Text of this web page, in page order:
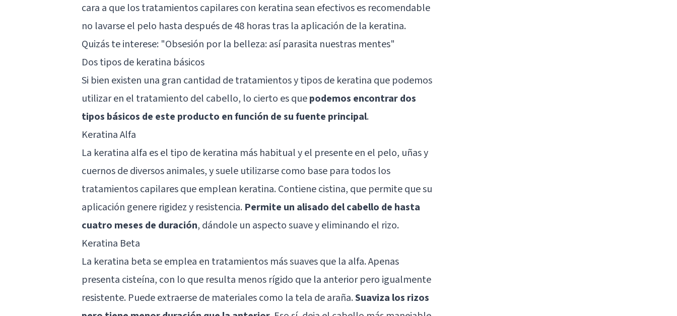
cara a que los tratamientos capilares con keratina sean efectivos es recomendable
no lavarse el pelo hasta después de 48 horas tras la aplicación de la keratina.
Quizás te interese: "Obsesión por la belleza: así parasita nuestras mentes"
Dos tipos de keratina básicos
Si bien existen una gran cantidad de tratamientos y tipos de keratina que podemos
utilizar en el tratamiento del cabello, lo cierto es quepodemos encontrar dos
tipos básicos de este producto en función de su fuente principal.
Keratina Alfa
La keratina alfa es el tipo de keratina más habitual y el presente en el pelo, uñas y
cuernos de diversos animales, y suele utilizarse como base para todos los
tratamientos capilares que emplean keratina. Contiene cistina, que permite que su
aplicación genere rigidez y resistencia. Permite un alisado del cabello de hasta
cuatro meses de duración, dándole un aspecto suave y eliminando el rizo.
Keratina Beta
La keratina beta se emplea en tratamientos más suaves que la alfa. Apenas
presenta cisteína, con lo que resulta menos rígido que la anterior pero igualmente
resistente. Puede extraerse de materiales como la tela de araña.Suaviza los rizos